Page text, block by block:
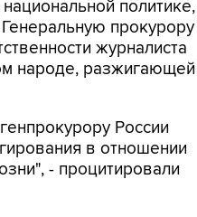
политике,
прокурору
журналиста
народе, разжигающей
России
в отношении
- процитировали